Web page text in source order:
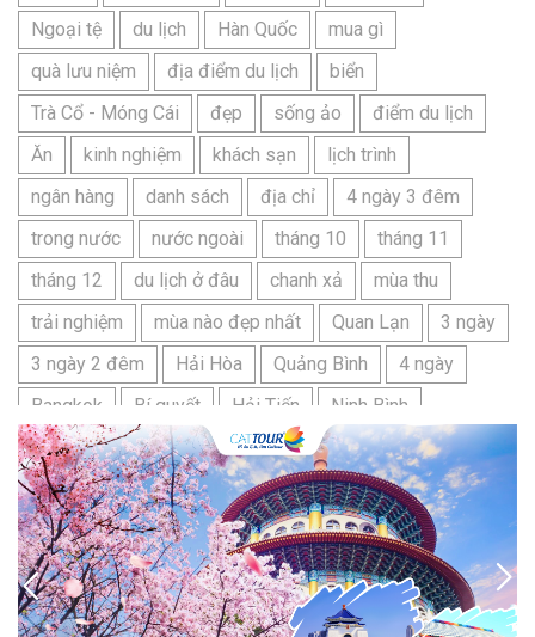
Ngoại tệ
du lịch Hàn Quốc
mua gì
quà lưu niệm
địa điểm du lịch
biển
Trà Cổ - Móng Cái
đẹp sống ảo
điểm du lịch
Ăn
kinh nghiệm khách sạn
lịch trình
ngân hàng
danh sách địa chỉ
4 ngày 3 đêm
trong nước
nước ngoài tháng 10
tháng 11
tháng 12
du lịch ở đâu chanh xả
mùa thu
trải nghiệm
mùa nào đẹp nhất Quan Lạn
3 ngày
3 ngày 2 đêm
Hải Hòa Quảng Bình
4 ngày
Bangkok
Bí quyết Hải Tiến
Ninh Bình
Nhật Bản
du lịch sầm sơn cần chuẩn bị gì
bãi tắm sấm sơn
đặc sản sầm sơn
đặc sản du lịch sầm sơn
tour du lịch 3 ngày 2 đêm
hải sản
Đảo Lan Châu
Cẩm nang du lịch Của Lò
chợ Cửa Lò
tour du lịch Cửa Lò